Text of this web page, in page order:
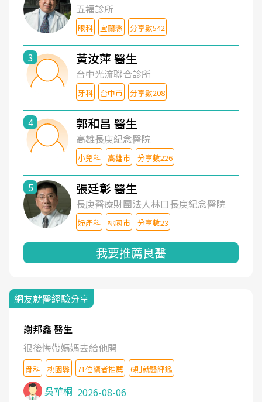
五福診所
眼科 宜蘭縣 分享數542
3 黃汝萍 醫生
台中光流聯合診所
牙科 台中市 分享數208
4 郭和昌 醫生
高雄長庚紀念醫院
小兒科 高雄市 分享數226
5 張廷彰 醫生
長庚醫療財團法人林口長庚紀念醫院
婦產科 桃園市 分享數23
我要推薦良醫
網友就醫經驗分享
謝邦鑫 醫生
很後悔帶媽媽去給他開
骨科 桃園縣 71位讀者推薦 6則就醫評鑑
吳華桐 2026-08-06